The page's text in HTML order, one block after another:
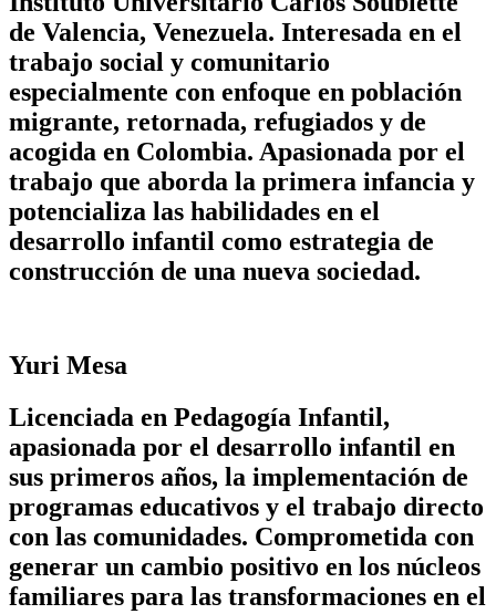
de Valencia, Venezuela. Interesada en el
trabajo social y comunitario
especialmente con enfoque en población
migrante, retornada, refugiados y de
acogida en Colombia. Apasionada por el
trabajo que aborda la primera infancia y
potencializa las habilidades en el
desarrollo infantil como estrategia de
construcción de una nueva sociedad.
Yuri Mesa
Licenciada en Pedagogía Infantil,
apasionada por el desarrollo infantil en
sus primeros años, la implementación de
programas educativos y el trabajo directo
con las comunidades. Comprometida con
generar un cambio positivo en los núcleos
familiares para las transformaciones en el